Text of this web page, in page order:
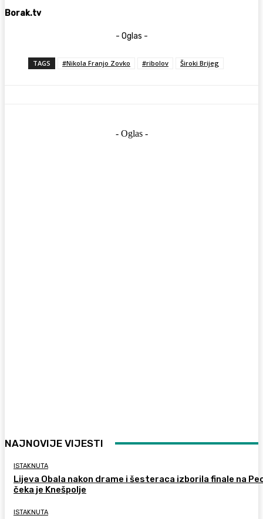
Borak.tv
- Oglas -
TAGS #Nikola Franjo Zovko #ribolov Široki Brijeg
- Oglas -
NAJNOVIJE VIJESTI
ISTAKNUTA
Lijeva Obala nakon drame i šesteraca izborila finale na
čeka je Knešpolje
ISTAKNUTA